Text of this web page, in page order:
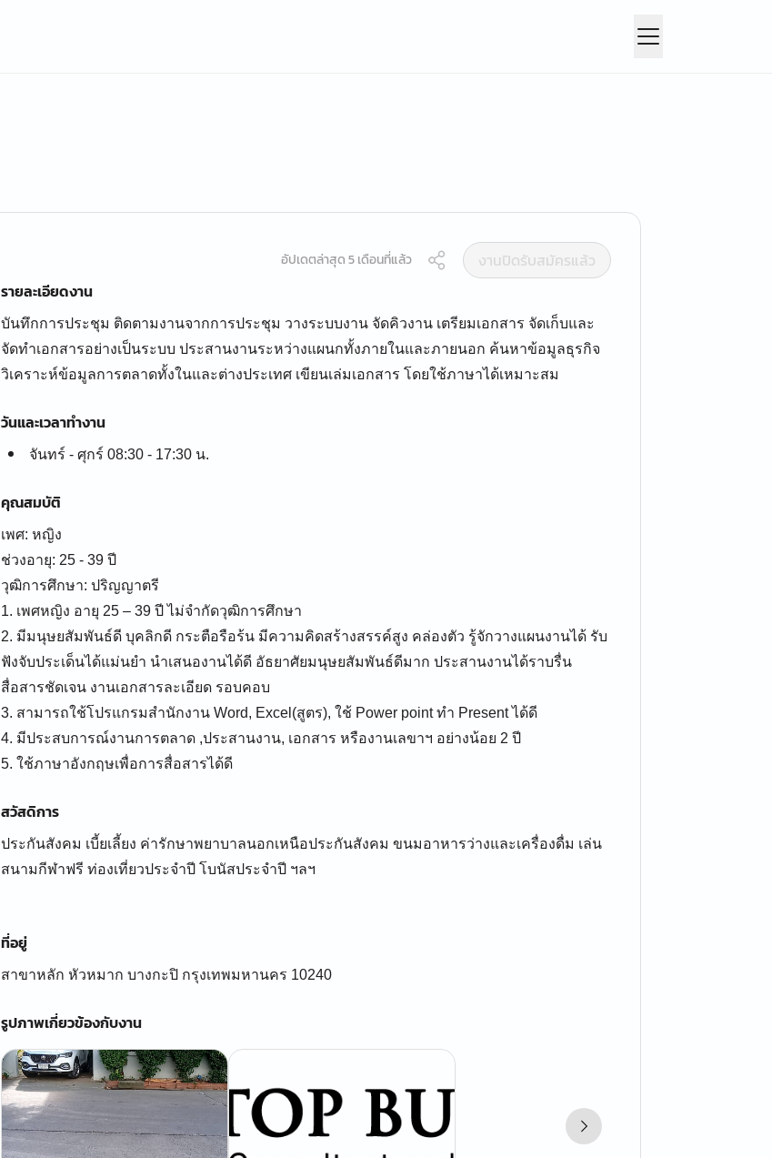
อัปเดตล่าสุด 5 เดือนที่แล้ว
งานปิดรับสมัครแล้ว
รายละเอียดงาน
บันทึกการประชุม ติดตามงานจากการประชุม วางระบบงาน จัดคิวงาน เตรียมเอกสาร จัดเก็บและ
จัดทำเอกสารอย่างเป็นระบบ ประสานงานระหว่างแผนกทั้งภายในและภายนอก ค้นหาข้อมูลธุรกิจ
วิเคราะห์ข้อมูลการตลาดทั้งในและต่างประเทศ เขียนเล่มเอกสาร โดยใช้ภาษาได้เหมาะสม
วันและเวลาทำงาน
จันทร์ - ศุกร์ 08:30 - 17:30 น.
คุณสมบัติ
เพศ: หญิง
ช่วงอายุ: 25 - 39 ปี
วุฒิการศึกษา: ปริญญาตรี
1. เพศหญิง อายุ 25 – 39 ปี ไม่จำกัดวุฒิการศึกษา
2. มีมนุษยสัมพันธ์ดี บุคลิกดี กระตือรือร้น มีความคิดสร้างสรรค์สูง คล่องตัว รู้จักวางแผนงานได้ รับ
ฟังจับประเด็นได้แม่นยำ นำเสนองานได้ดี อัธยาศัยมนุษยสัมพันธ์ดีมาก ประสานงานได้ราบรื่น
สื่อสารชัดเจน งานเอกสารละเอียด รอบคอบ
3. สามารถใช้โปรแกรมสำนักงาน Word, Excel(สูตร), ใช้ Power point ทำ Present ได้ดี
4. มีประสบการณ์งานการตลาด ,ประสานงาน, เอกสาร หรืองานเลขาฯ อย่างน้อย 2 ปี
สวัสดิการ
ประกันสังคม เบี้ยเลี้ยง ค่ารักษาพยาบาลนอกเหนือประกันสังคม ขนมอาหารว่างและเครื่องดื่ม เล่น
สนามกีฬาฟรี ท่องเที่ยวประจำปี โบนัสประจำปี ฯลฯ
ที่อยู่
สาขาหลัก หัวหมาก บางกะปิ กรุงเทพมหานคร 10240
รูปภาพเกี่ยวข้องกับงาน